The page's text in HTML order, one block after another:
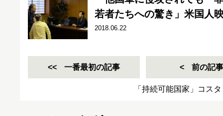
若者たちへの驚き」米国人
2018.06.22
一番最初の記事 前の記事
「持続可能国家」コス